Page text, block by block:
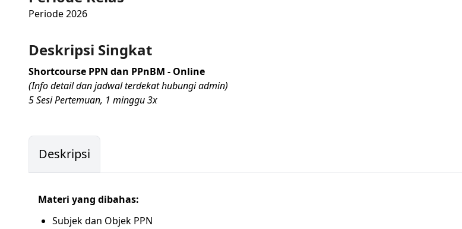
Periode 2026
Deskripsi Singkat
Shortcourse PPN dan PPnBM - Online
(Info detail dan jadwal terdekat hubungi admin)
5 Sesi Pertemuan, 1 minggu 3x
Deskripsi
Materi yang dibahas:
Subjek dan Objek PPN